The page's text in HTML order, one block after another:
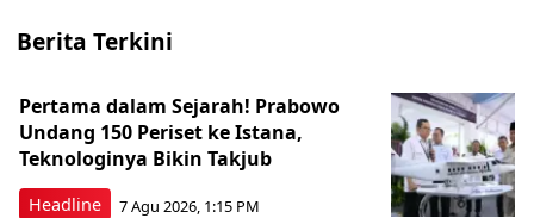
Berita Terkini
Headline
Pertama dalam Sejarah! Prabowo
Undang 150 Periset ke Istana,
Teknologinya Bikin Takjub
7 Agu 2026, 1:15 PM